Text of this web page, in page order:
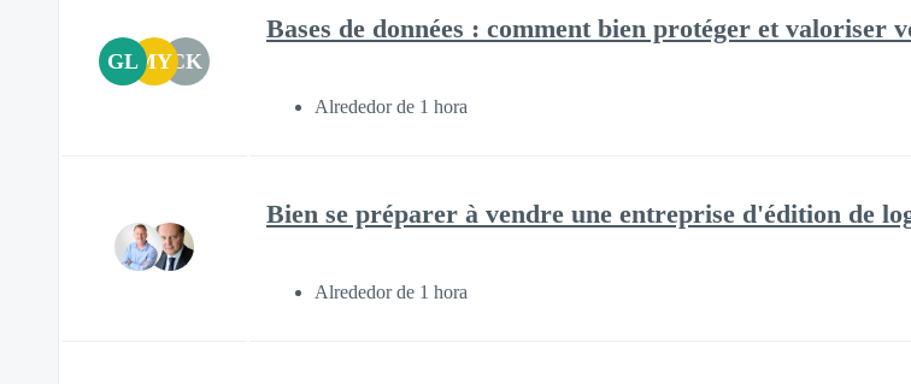
GLMYCK
Bases de données : comment bien protéger et valoriser
Alrededor de 1 hora
Bien se préparer à vendre une entreprise d'édition de
Alrededor de 1 hora